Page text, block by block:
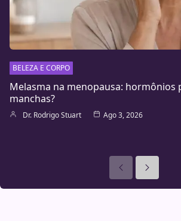
BELEZA E CORPO
Melasma na menopausa: hormônios
manchas?
Dr. Rodrigo Stuart Ago 3, 2026
AnterioresSeguinte